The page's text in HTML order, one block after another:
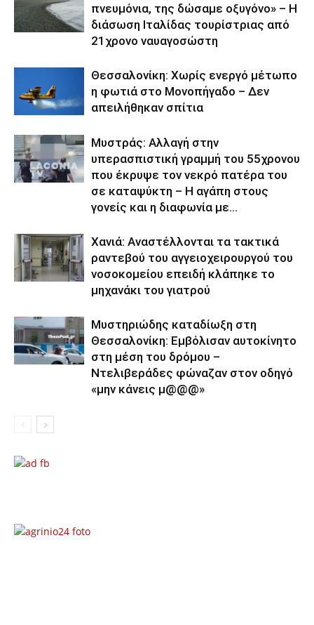
πνευμόνια, της δώσαμε οξυγόνο» – Η
διάσωση Ιταλίδας τουρίστριας από
21χρονο ναυαγοσώστη
Θεσσαλονίκη: Χωρίς ενεργό μέτωπο
η φωτιά στο Μονοπήγαδο – Δεν
απειλήθηκαν σπίτια
Μυστράς: Αλλαγή στην
υπερασπιστική γραμμή του 55χρονου
που έκρυψε τον νεκρό πατέρα του
σε καταψύκτη – Η αγάπη στους
γονείς και η διαφωνία με...
Χανιά: Aναστέλλονται τα τακτικά
ραντεβού του αγγειοχειρουργού του
νοσοκομείου επειδή κλάπηκε το
μηχανάκι του γιατρού
Μυστηριώδης καταδίωξη στη
Θεσσαλονίκη: Εμβόλισαν αυτοκίνητο
στη μέση του δρόμου –
Ντελιβεράδες φώναζαν στον οδηγό
«μην κάνεις μ@@@»